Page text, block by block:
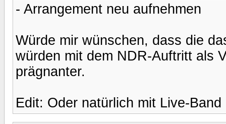
- Arrangement neu aufnehmen
Würde mir wünschen, dass die
würden mit dem NDR-Auftritt als
prägnanter.
Edit: Oder natürlich mit Live-